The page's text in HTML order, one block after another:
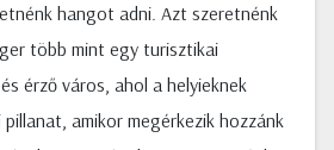
hangot adni. Azt szeretnénk
több mint egy turisztikai
érző város, ahol a helyieknek
amikor megérkezik hozzánk